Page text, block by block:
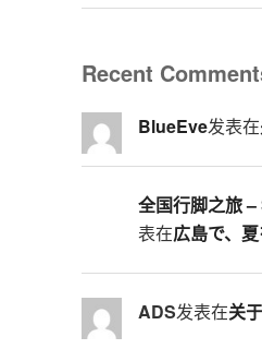
Recent
BlueEve发表在
全国行脚之旅
表在広島で、
ADS发表在关